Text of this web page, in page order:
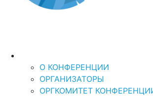
О КОНФЕРЕНЦИИ
ОРГАНИЗАТОРЫ
ОРГКОМИТЕТ